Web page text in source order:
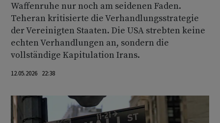
Waffenruhe nur noch am seidenen Faden.
Teheran kritisierte die Verhandlungsstrategie
der Vereinigten Staaten. Die USA strebten keine
echten Verhandlungen an, sondern die
vollständige Kapitulation Irans.
12.05.2026 22:38